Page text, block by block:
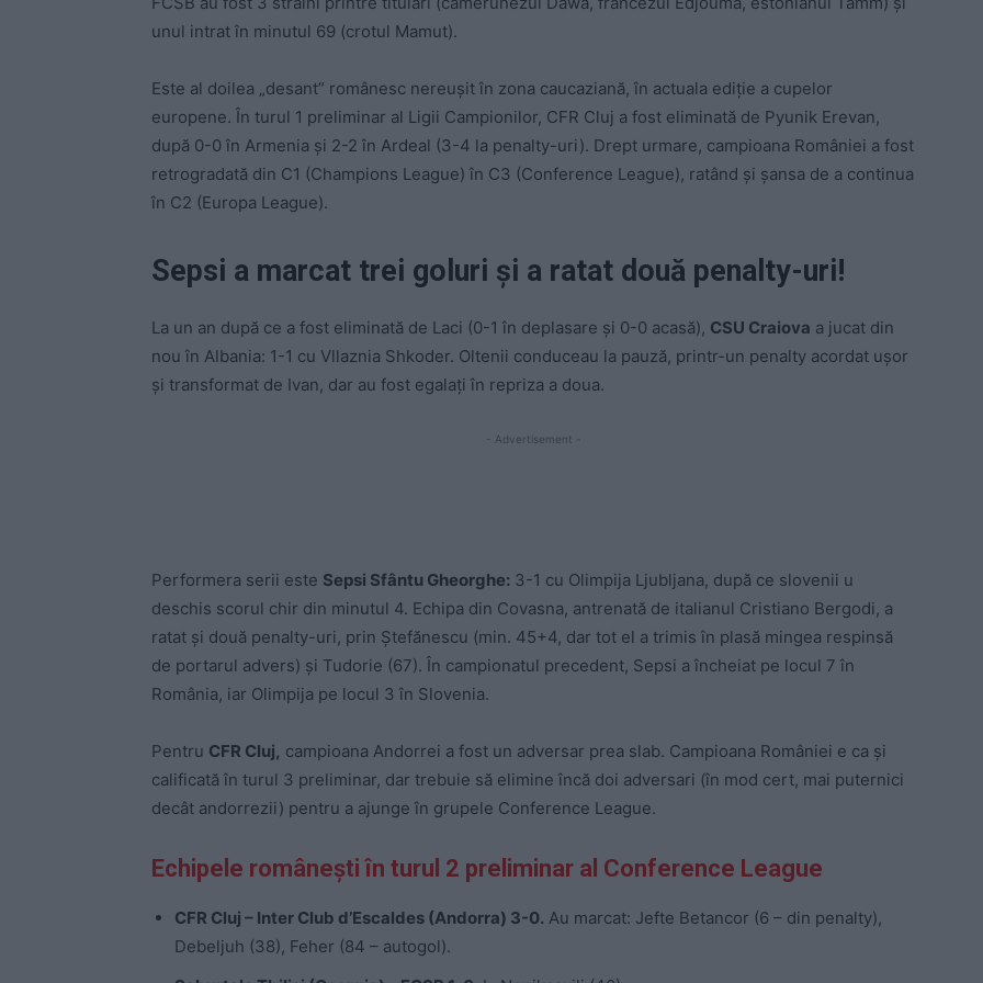
unul intrat în minutul 69 (crotul Mamut).
Este al doilea „desant” românesc nereușit în zona caucaziană, în actuala ediție a cupelor
europene. În turul 1 preliminar al Ligii Campionilor, CFR Cluj a fost eliminată de Pyunik Erevan,
după 0-0 în Armenia și 2-2 în Ardeal (3-4 la penalty-uri). Drept urmare, campioana României a fost
retrogradată din C1 (Champions League) în C3 (Conference League), ratând și șansa de a continua
în C2 (Europa League).
Sepsi a marcat trei goluri și a ratat două penalty-uri!
La un an după ce a fost eliminată de Laci (0-1 în deplasare și 0-0 acasă), CSU Craiova a jucat din
nou în Albania: 1-1 cu Vllaznia Shkoder. Oltenii conduceau la pauză, printr-un penalty acordat ușor
și transformat de Ivan, dar au fost egalați în repriza a doua.
- Advertisement -
Performera serii este Sepsi Sfântu Gheorghe: 3-1 cu Olimpija Ljubljana, după ce slovenii u
deschis scorul chir din minutul 4. Echipa din Covasna, antrenată de italianul Cristiano Bergodi, a
ratat și două penalty-uri, prin Ștefănescu (min. 45+4, dar tot el a trimis în plasă mingea respinsă
de portarul advers) și Tudorie (67). În campionatul precedent, Sepsi a încheiat pe locul 7 în
România, iar Olimpija pe locul 3 în Slovenia.
Pentru CFR Cluj, campioana Andorrei a fost un adversar prea slab. Campioana României e ca și
calificată în turul 3 preliminar, dar trebuie să elimine încă doi adversari (în mod cert, mai puternici
decât andorrezii) pentru a ajunge în grupele Conference League.
Echipele românești în turul 2 preliminar al Conference League
CFR Cluj – Inter Club d’Escaldes (Andorra) 3-0. Au marcat: Jefte Betancor (6 – din penalty),
Debeljuh (38), Feher (84 – autogol).